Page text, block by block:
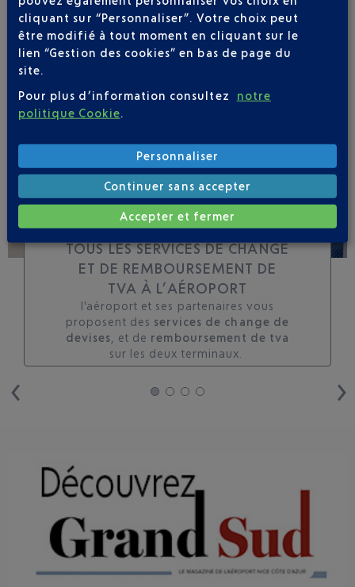
pour ce vol
SUIVRE CE VOL
TOUS LES SERVICES DE CHANGE
ET DE REMBOURSEMENT DE
TVA À L’AÉROPORT
l'aéroport et ses partenaires vous
proposent des services de change de
devises , et de remboursement de tva
sur les deux terminaux. ​
cliquant sur “Personnaliser”. Votre choix peut
être modifié à tout moment en cliquant sur le
lien “Gestion des cookies” en bas de page du
site.
Pour plus d’information consultez
notre
politique Cookie
Personnaliser
Continuer sans accepter
Accepter et fermer